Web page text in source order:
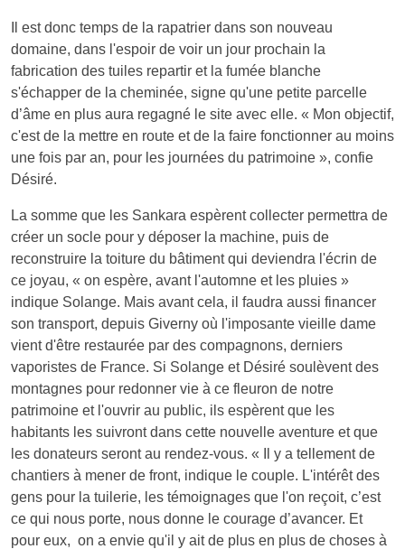
Il est donc temps de la rapatrier dans son nouveau
domaine, dans l'espoir de voir un jour prochain la
fabrication des tuiles repartir et la fumée blanche
s'échapper de la cheminée, signe qu'une petite parcelle
d’âme en plus aura regagné le site avec elle. « Mon objectif,
c'est de la mettre en route et de la faire fonctionner au moins
une fois par an, pour les journées du patrimoine », confie
Désiré.
La somme que les Sankara espèrent collecter permettra de
créer un socle pour y déposer la machine, puis de
reconstruire la toiture du bâtiment qui deviendra l'écrin de
ce joyau, « on espère, avant l'automne et les pluies »
indique Solange. Mais avant cela, il faudra aussi financer
son transport, depuis Giverny où l'imposante vieille dame
vient d'être restaurée par des compagnons, derniers
vaporistes de France. Si Solange et Désiré soulèvent des
montagnes pour redonner vie à ce fleuron de notre
patrimoine et l'ouvrir au public, ils espèrent que les
habitants les suivront dans cette nouvelle aventure et que
les donateurs seront au rendez-vous. « Il y a tellement de
chantiers à mener de front, indique le couple. L'intérêt des
gens pour la tuilerie, les témoignages que l'on reçoit, c’est
ce qui nous porte, nous donne le courage d’avancer. Et
pour eux, on a envie qu'il y ait de plus en plus de choses à